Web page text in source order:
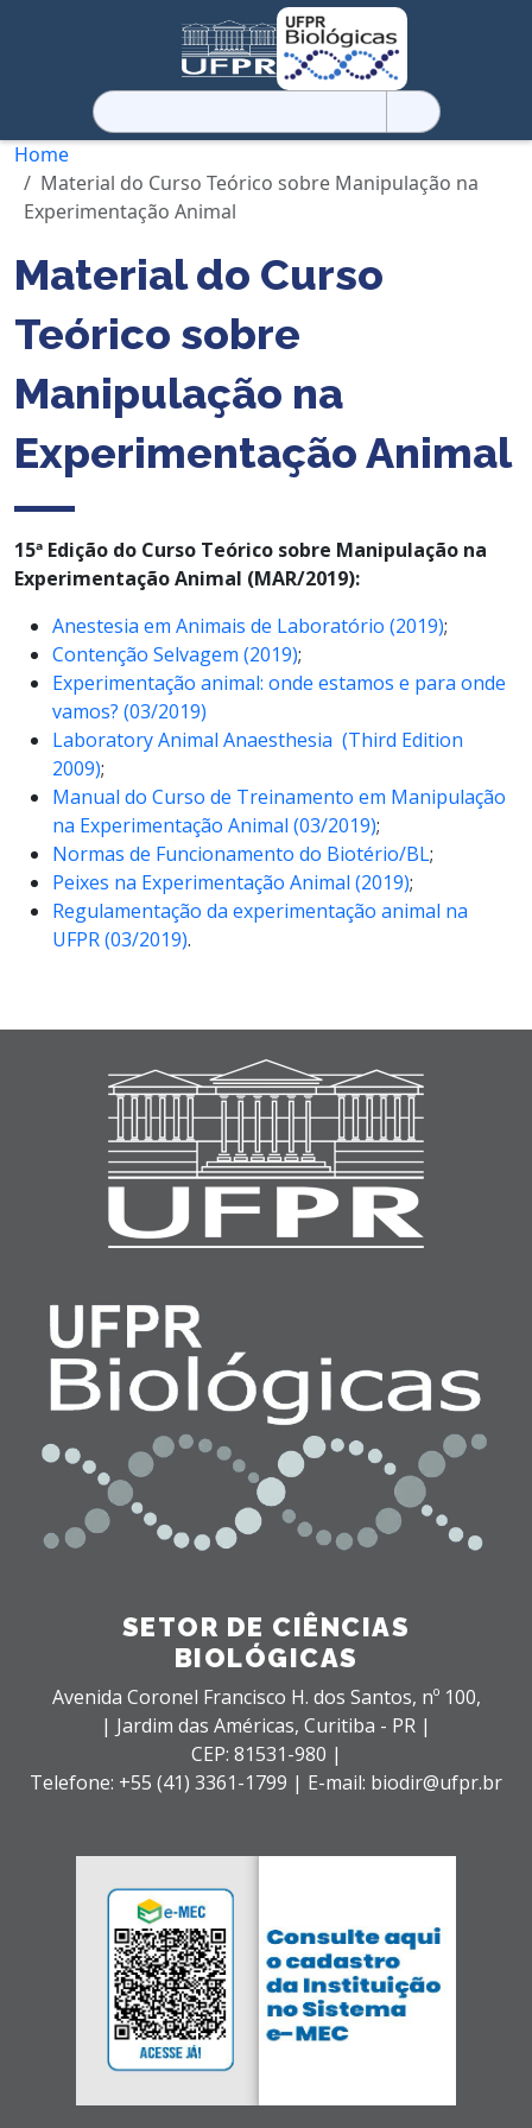
Pesquisar
por:
Home
Material do Curso Teórico sobre Manipulação na
Experimentação Animal
Material do Curso
Teórico sobre
Manipulação na
Experimentação Animal
15ª Edição do Curso Teórico sobre Manipulação na
Experimentação Animal (MAR/2019):
Anestesia em Animais de Laboratório (2019);
Contenção Selvagem (2019);
Experimentação animal: onde estamos e para onde
vamos? (03/2019)
Laboratory Animal Anaesthesia (Third Edition
2009);
Manual do Curso de Treinamento em Manipulação
na Experimentação Animal (03/2019);
Normas de Funcionamento do Biotério/BL;
Peixes na Experimentação Animal (2019);
Regulamentação da experimentação animal na
UFPR (03/2019).
SETOR DE CIÊNCIAS
BIOLÓGICAS
Avenida Coronel Francisco H. dos Santos, nº 100,
| Jardim das Américas, Curitiba - PR |
CEP: 81531-980 |
Telefone: +55 (41) 3361-1799 | E-mail: biodir@ufpr.br